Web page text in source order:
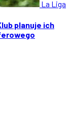
La Liga
planuje ich